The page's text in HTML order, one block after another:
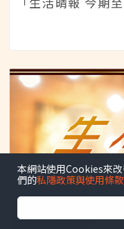
本網站使用Cookies來
們的私隱政策與使用條款